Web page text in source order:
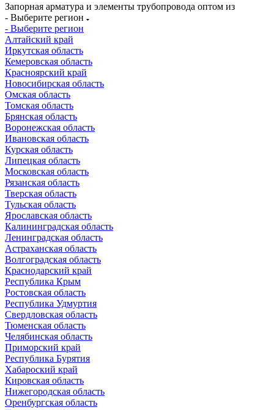
Запорная арматура и элементы трубопровода оптом из
- Выберите регион
- Выберите регион
Алтайский край
Иркутская область
Кемеровская область
Красноярский край
Новосибирская область
Омская область
Томская область
Брянская область
Воронежская область
Ивановская область
Курская область
Липецкая область
Московская область
Рязанская область
Тверская область
Тульская область
Ярославская область
Калининградская область
Ленинградская область
Астраханская область
Волгоградская область
Краснодарский край
Республика Крым
Ростовская область
Республика Удмуртия
Свердловская область
Тюменская область
Челябинская область
Приморский край
Республика Бурятия
Хабароский край
Кировская область
Нижегородская область
Оренбургская область